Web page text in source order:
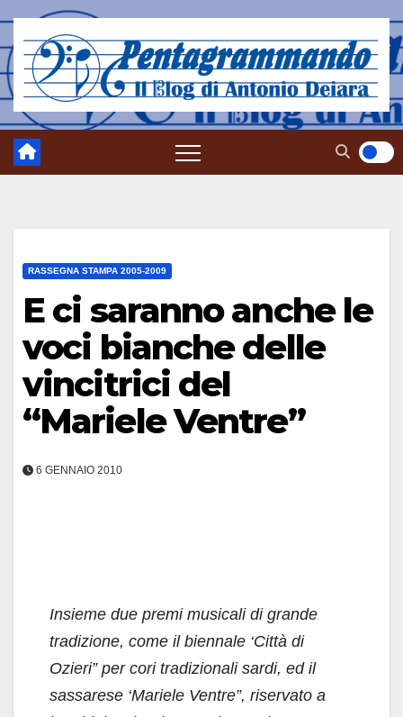
contenuto
RASSEGNA STAMPA 2005-2009
E ci saranno anche le
voci bianche delle
vincitrici del
“Mariele Ventre”
6 GENNAIO 2010
Insieme due premi musicali di grande
tradizione, come il biennale ‘Città di
Ozieri” per cori tradizionali sardi, ed il
sassarese ‘Mariele Ventre”, riservato a